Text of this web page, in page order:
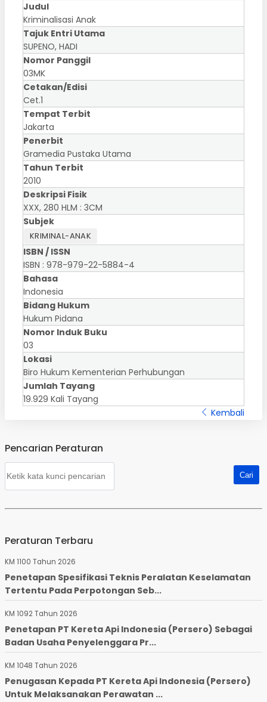
Judul
Kriminalisasi Anak
Tajuk Entri Utama
SUPENO, HADI
Nomor Panggil
03MK
Cetakan/Edisi
Cet.1
Tempat Terbit
Jakarta
Penerbit
Gramedia Pustaka Utama
Tahun Terbit
2010
Deskripsi Fisik
XXX, 280 HLM : 3CM
Subjek
KRIMINAL-ANAK
ISBN / ISSN
ISBN : 978-979-22-5884-4
Bahasa
Indonesia
Bidang Hukum
Hukum Pidana
Nomor Induk Buku
03
Lokasi
Biro Hukum Kementerian Perhubungan
Jumlah Tayang
19.929 Kali Tayang
Kembali
Pencarian Peraturan
Peraturan Terbaru
KM 1100 Tahun 2026
Penetapan Spesifikasi Teknis Peralatan Keselamatan
Tertentu Pada Perpotongan Seb...
KM 1092 Tahun 2026
Penetapan PT Kereta Api Indonesia (Persero) Sebagai
Badan Usaha Penyelenggara Pr...
KM 1048 Tahun 2026
Penugasan Kepada PT Kereta Api Indonesia (Persero)
Untuk Melaksanakan Perawatan ...